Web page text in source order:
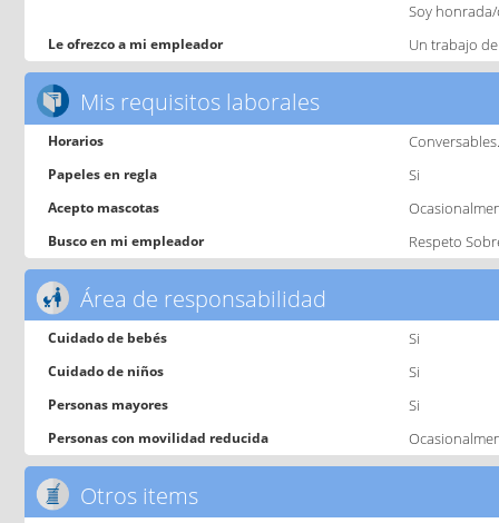
Soy
Le ofrezco a mi empleador Un trabajo
Mis requisitos laborales
Horarios
Papeles en regla Si
Acepto mascotas
Busco en mi empleador Respeto
Área de responsabilidad
Cuidado de bebés Si
Cuidado de niños Si
Personas mayores Si
Personas con movilidad reducida
Otros items